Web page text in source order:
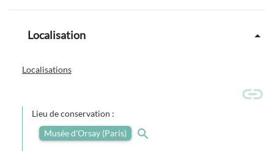
Localisation
Localisations
Lieu de conservation :
Musée d'Orsay (Paris)